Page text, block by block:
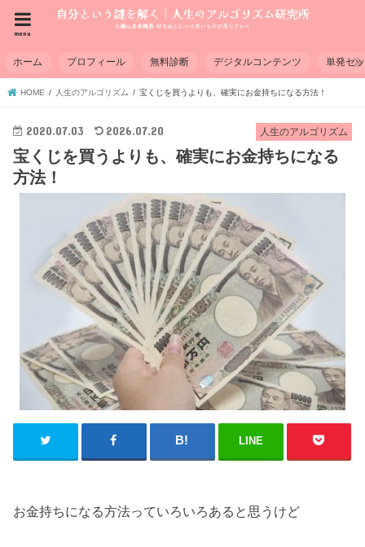
menu
ホーム プロフィール 無料診断 デジタルコンテンツ 単発セ
HOME 人生のアルゴリズム 宝くじを買うよりも、確実にお金持ちになる方法！
人生のアルゴリズム
2020.07.03 2026.07.20
宝くじを買うよりも、確実にお金持ちになる
方法！
LINE
お金持ちになる方法っていろいろあると思うけど